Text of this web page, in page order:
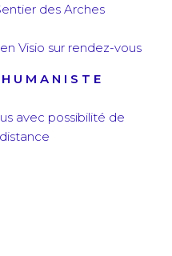
des Arches
Visio sur rendez-vous
U M A N I S T E
avec possibilité de